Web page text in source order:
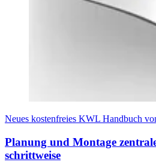
Neues kostenfreies KWL Handbuch
Planung und Montage
schrittweise